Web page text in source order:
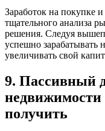
Заработок на покупке
тщательного анализа
решения. Следуя
успешно зарабатывать
увеличивать свой
9. Пассивный
недвижимости
получить